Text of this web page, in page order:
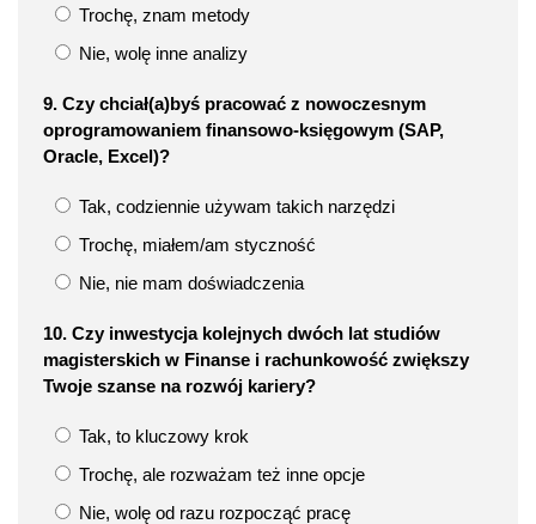
Trochę, znam metody
Nie, wolę inne analizy
9. Czy chciał(a)byś pracować z nowoczesnym
oprogramowaniem finansowo-księgowym (SAP,
Oracle, Excel)?
Tak, codziennie używam takich narzędzi
Trochę, miałem/am styczność
Nie, nie mam doświadczenia
10. Czy inwestycja kolejnych dwóch lat studiów
magisterskich w Finanse i rachunkowość zwiększy
Twoje szanse na rozwój kariery?
Tak, to kluczowy krok
Trochę, ale rozważam też inne opcje
Nie, wolę od razu rozpocząć pracę